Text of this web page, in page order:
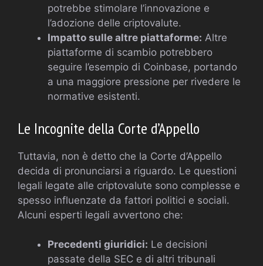
potrebbe stimolare l’innovazione e
l’adozione delle criptovalute.
Impatto sulle altre piattaforme: Altre
piattaforme di scambio potrebbero
seguire l’esempio di Coinbase, portando
a una maggiore pressione per rivedere le
normative esistenti.
Le Incognite della Corte d’Appello
Tuttavia, non è detto che la Corte d’Appello
decida di pronunciarsi a riguardo. Le questioni
legali legate alle criptovalute sono complesse e
spesso influenzate da fattori politici e sociali.
Alcuni esperti legali avvertono che:
Precedenti giuridici: Le decisioni
passate della SEC e di altri tribunali